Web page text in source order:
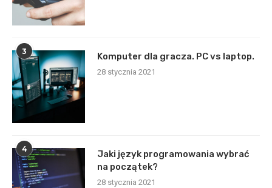
3
Komputer dla gracza. PC vs laptop.
28 stycznia 2021
4
Jaki język programowania wybrać
na początek?
28 stycznia 2021